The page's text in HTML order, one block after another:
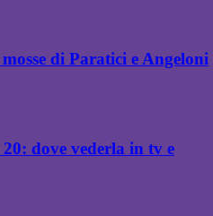
di Paratici e Angeloni
dove vederla in tv e